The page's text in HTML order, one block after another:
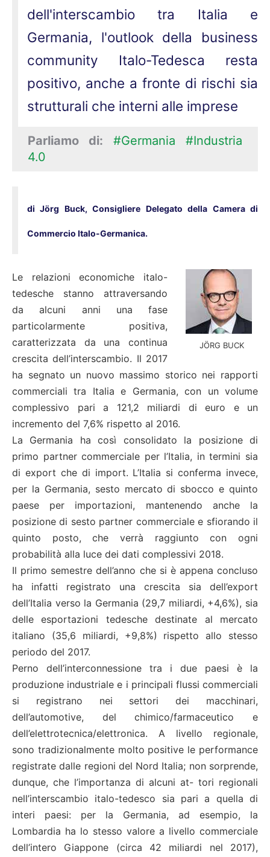
dell'interscambio tra Italia e
Germania, l'outlook della business
community Italo-Tedesca resta
positivo, anche a fronte di rischi sia
strutturali che interni alle imprese
Parliamo di: #Germania
#Industria
4.0
di Jörg Buck, Consigliere Delegato della Camera di
Commercio Italo-Germanica.
JÖRG BUCK
Le relazioni economiche italo-
tedesche stanno attraversando
da alcuni anni una fase
particolarmente positiva,
caratterizzata da una continua
crescita dell’interscambio. Il 2017
ha segnato un nuovo massimo storico nei rapporti
commerciali tra Italia e Germania, con un volume
complessivo pari a 121,2 miliardi di euro e un
incremento del 7,6% rispetto al 2016.
La Germania ha così consolidato la posizione di
primo partner commerciale per l’Italia, in termini sia
di export che di import. L’Italia si conferma invece,
per la Germania, sesto mercato di sbocco e quinto
paese per importazioni, mantenendo anche la
posizione di sesto partner commerciale e sfiorando il
quinto posto, che verrà raggiunto con ogni
probabilità alla luce dei dati complessivi 2018.
Il primo semestre dell’anno che si è appena concluso
ha infatti registrato una crescita sia dell’export
dell’Italia verso la Germania (29,7 miliardi, +4,6%), sia
delle esportazioni tedesche destinate al mercato
italiano (35,6 miliardi, +9,8%) rispetto allo stesso
periodo del 2017.
Perno dell’interconnessione tra i due paesi è la
produzione industriale e i principali flussi commerciali
si registrano nei settori dei macchinari,
dell’automotive, del chimico/farmaceutico e
dell’elettrotecnica/elettronica. A livello regionale,
sono tradizionalmente molto positive le performance
registrate dalle regioni del Nord Italia; non sorprende,
dunque, che l’importanza di alcuni at- tori regionali
nell’interscambio italo-tedesco sia pari a quella di
interi paesi: per la Germania, ad esempio, la
Lombardia ha lo stesso valore a livello commerciale
dell’intero Giappone (circa 42 miliardi nel 2017),